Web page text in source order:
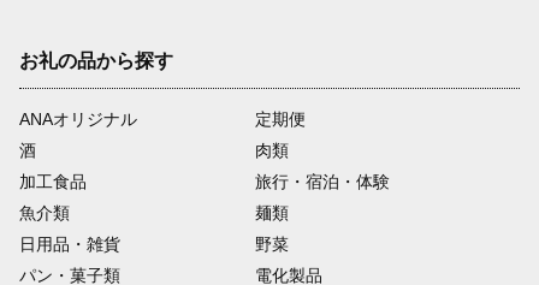
お礼の品から探す
ANAオリジナル
定期便
酒
肉類
加工食品
旅行・宿泊・体験
魚介類
麺類
日用品・雑貨
野菜
パン・菓子類
電化製品